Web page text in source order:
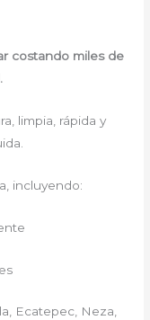
costando miles de
limpia, rápida y
incluyendo:
Ecatepec, Neza,